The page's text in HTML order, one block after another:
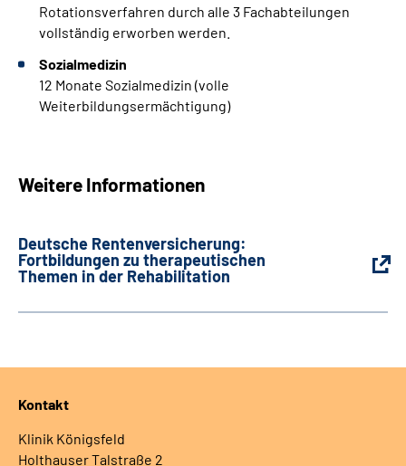
Rotationsverfahren durch alle 3 Fachabteilungen
vollständig erworben werden.
Sozialmedizin
12 Monate Sozialmedizin (volle
Weiterbildungsermächtigung)
Weitere Informationen
Deutsche Rentenversicherung:
Fortbildungen zu therapeutischen
Themen in der Rehabilitation
Kontakt
Klinik Königsfeld
Holthauser Talstraße 2